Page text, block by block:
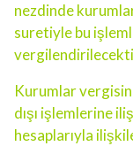
nezdinde
suretiyle bu
Kurumlar
dışı işlemlerine
hesaplarıyla